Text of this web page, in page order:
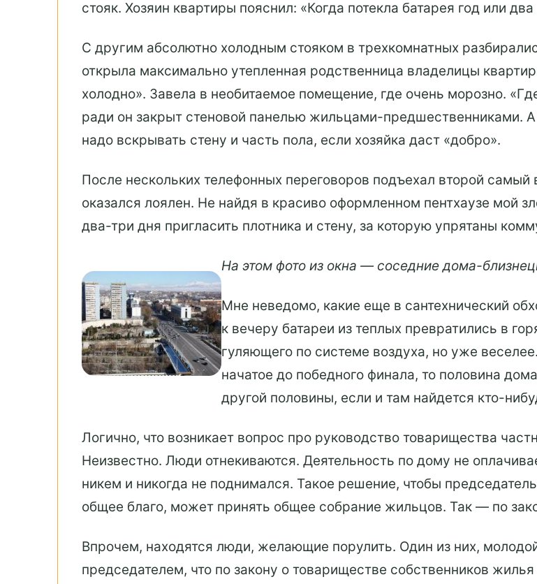
стояк. Хозяин квартиры пояснил: «Когда потекла батарея год или
С другим абсолютно холодным стояком в трехкомнатных
открыла максимально утепленная родственница владелицы
холодно». Завела в необитаемое помещение, где очень морозно.
ради он закрыт стеновой панелью жильцами-предшественниками.
надо вскрывать стену и часть пола, если хозяйка даст «добро».
После нескольких телефонных переговоров подъехал второй самый
оказался лоялен. Не найдя в красиво оформленном пентхаузе мой
два-три дня пригласить плотника и стену, за которую упрятаны
На этом фото из окна — соседние дома-
Мне неведомо, какие еще в сантехнический
к вечеру батареи из теплых превратились в
гуляющего по системе воздуха, но уже
начатое до победного финала, то половина
другой половины, если и там найдется кто-
Логично, что возникает вопрос про руководство товарищества
Неизвестно. Люди отнекиваются. Деятельность по дому не
никем и никогда не поднимался. Такое решение, чтобы
общее благо, может принять общее собрание жильцов. Так — по
Впрочем, находятся люди, желающие порулить. Один из них,
председателем, что по закону о товариществе собственников